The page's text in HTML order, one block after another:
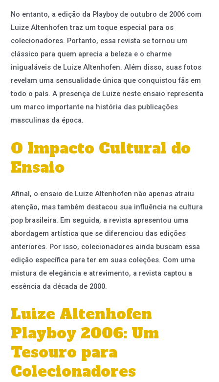
No entanto, a edição da Playboy de outubro de 2006 com
Luize Altenhofen traz um toque especial para os
colecionadores. Portanto, essa revista se tornou um
clássico para quem aprecia a beleza e o charme
inigualáveis de Luize Altenhofen. Além disso, suas fotos
revelam uma sensualidade única que conquistou fãs em
todo o país. A presença de Luize neste ensaio representa
um marco importante na história das publicações
masculinas da época.
O Impacto Cultural do
Ensaio
Afinal, o ensaio de Luize Altenhofen não apenas atraiu
atenção, mas também destacou sua influência na cultura
pop brasileira. Em seguida, a revista apresentou uma
abordagem artística que se diferenciou das edições
anteriores. Por isso, colecionadores ainda buscam essa
edição específica para ter em suas coleções. Com uma
mistura de elegância e atrevimento, a revista captou a
essência da década de 2000.
Luize Altenhofen
Playboy 2006: Um
Tesouro para
Colecionadores